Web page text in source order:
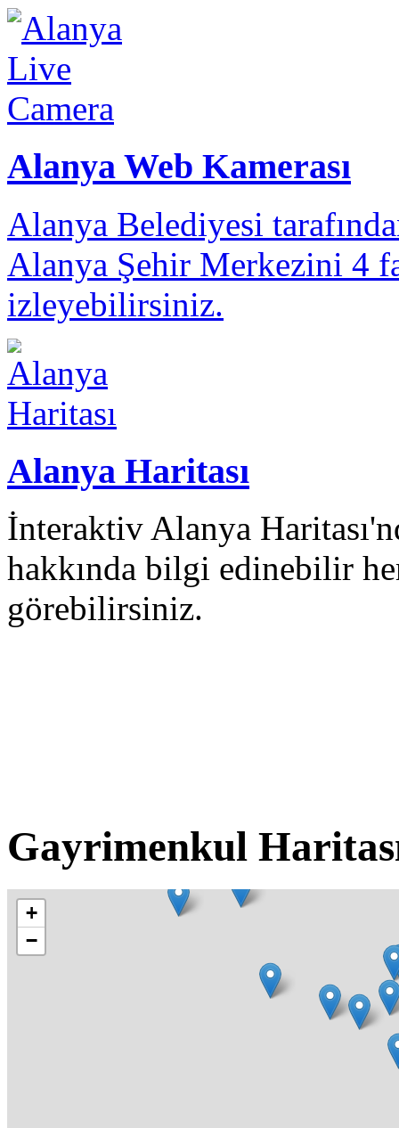
Alanya Web Kamerası
Alanya Belediyesi
Alanya Şehir Merkezini 4
izleyebilirsiniz.
Alanya Haritası
İnteraktiv Alanya
hakkında bilgi edinebilir
görebilirsiniz.
Gayrimenkul
+
−